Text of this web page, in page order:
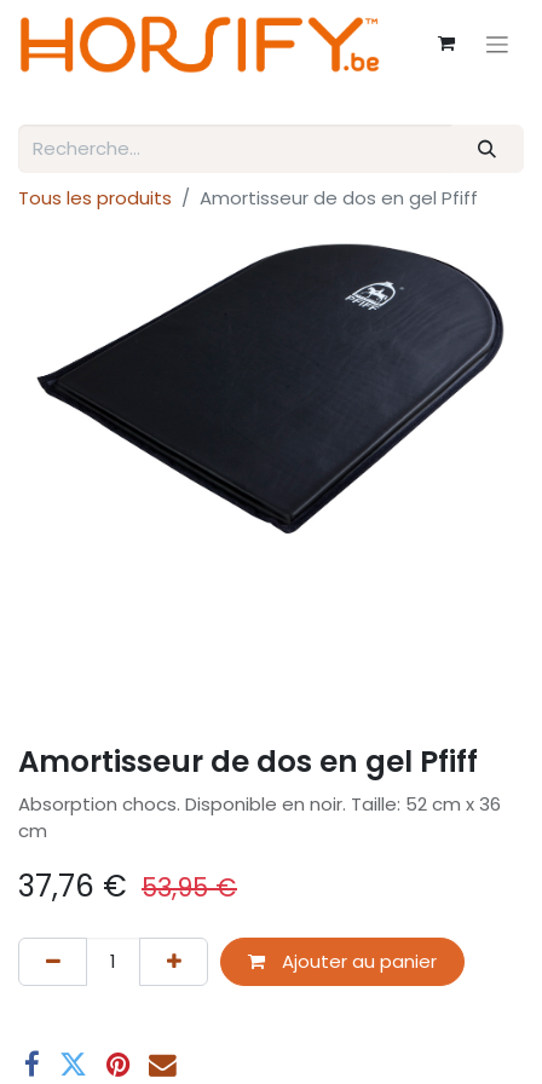
Tous les produits Amortisseur de dos en gel Pfiff
Amortisseur de dos en gel Pfiff
Absorption chocs. Disponible en noir. Taille: 52 cm x 36
cm
37,76 € 53,95€
Ajouter au panier